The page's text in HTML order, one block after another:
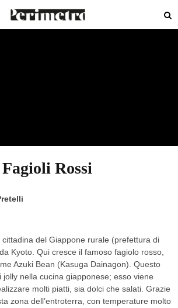
Fagioli Rossi
cittadina del Giappone rurale (prefettura di
Kyoto. Qui cresce il famoso fagiolo rosso,
Azuki Bean (Kasuga Dainagon). Questo
jolly nella cucina giapponese; esso viene
molti piatti, sia dolci che salati. Grazie
zona dell’entroterra, con temperature molto